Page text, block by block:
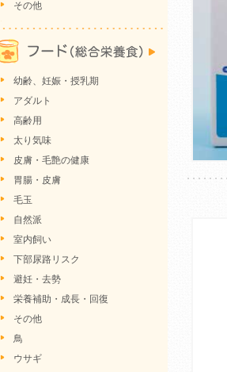
その他
幼齢、妊娠・授乳期
アダルト
高齢用
太り気味
皮膚・毛艶の健康
胃腸・皮膚
毛玉
自然派
室内飼い
下部尿路リスク
避妊・去勢
栄養補助・成長・回復
その他
鳥
ウサギ